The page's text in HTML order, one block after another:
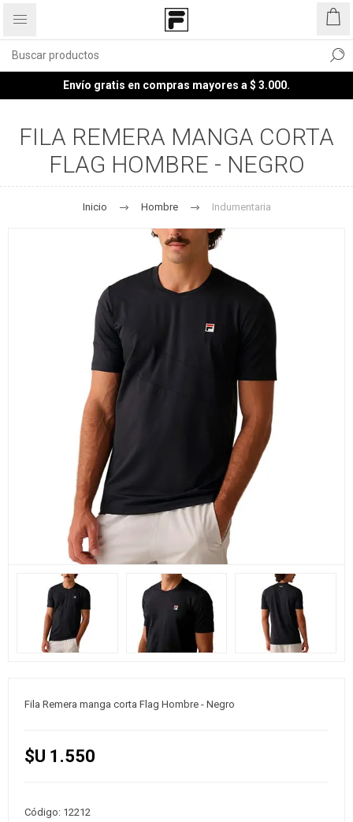
Envío gratis en compras mayores a $ 3.000.
FILA REMERA MANGA CORTA
FLAG HOMBRE - NEGRO
Inicio Hombre Indumentaria
Fila Remera manga corta Flag Hombre - Negro
$U 1.550
Código: 12212